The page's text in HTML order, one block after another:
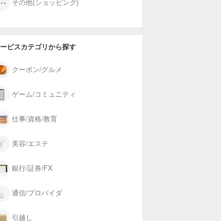
ビスカテゴリから探す
クーポン/グルメ
ゲーム/コミュニティ
仕事/資格/教育
美容/エステ
銀行/証券/FX
通信/プロバイダ
引越し